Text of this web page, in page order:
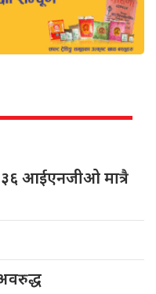
आईएनजीओ मात्रै